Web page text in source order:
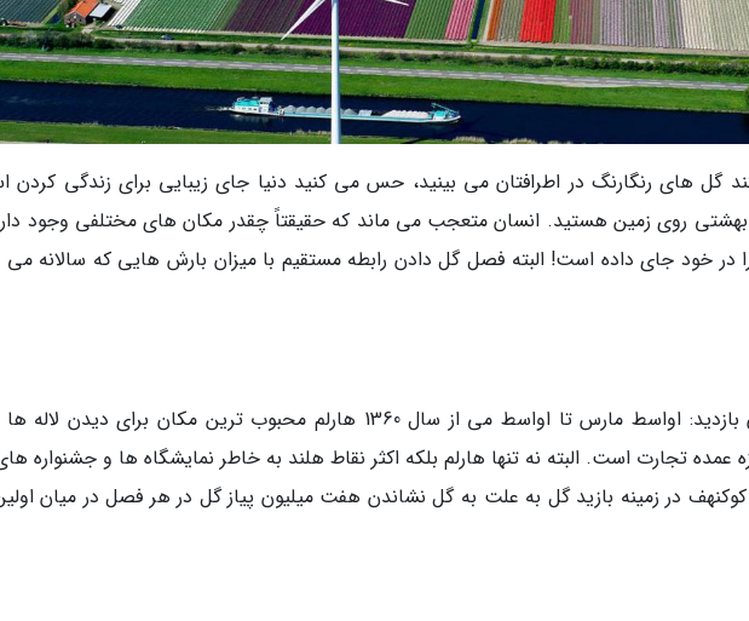
گل های رنگارنگ در اطرافتان می بینید، حس می کنید دنیا جای زیبایی برای زندگی کردن
روی زمین هستید. انسان متعجب می ماند که حقیقتاً چقدر مکان های مختلفی وجود
در خود جای داده است! البته فصل گل دادن رابطه مستقیم با میزان بارش هایی که سالانه می
مکان: هارلم، هلند زمان بازدید: اواسط مارس تا اواسط می از سال 1360 هارلم محبوب ترین مکان برای دیدن
تجارت است. البته نه تنها هارلم بلکه اکثر نقاط هلند به خاطر نمایشگاه ها و جشنواره
کوکنهف در زمینه بازید گل به علت به گل نشاندن هفت میلیون پیاز گل در هر فصل در میان